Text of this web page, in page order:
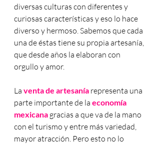
diversas culturas con diferentes y
curiosas características y eso lo hace
diverso y hermoso. Sabemos que cada
una de éstas tiene su propia artesanía,
que desde años la elaboran con
orgullo y amor.
La venta de artesanía representa una
parte importante de la economía
mexicana gracias a que va de la mano
con el turismo y entre más variedad,
mayor atracción. Pero esto no lo